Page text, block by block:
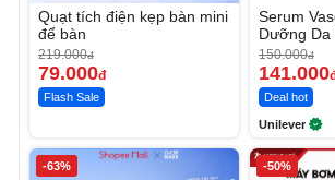
Quạt tích điện kẹp bàn mini
để bàn
219.000đ
79.000đ
Flash Sale
Serum
Dưỡng Da
Ngày
150.000đ
141.000
Deal hot
Unilever
-63% -50%